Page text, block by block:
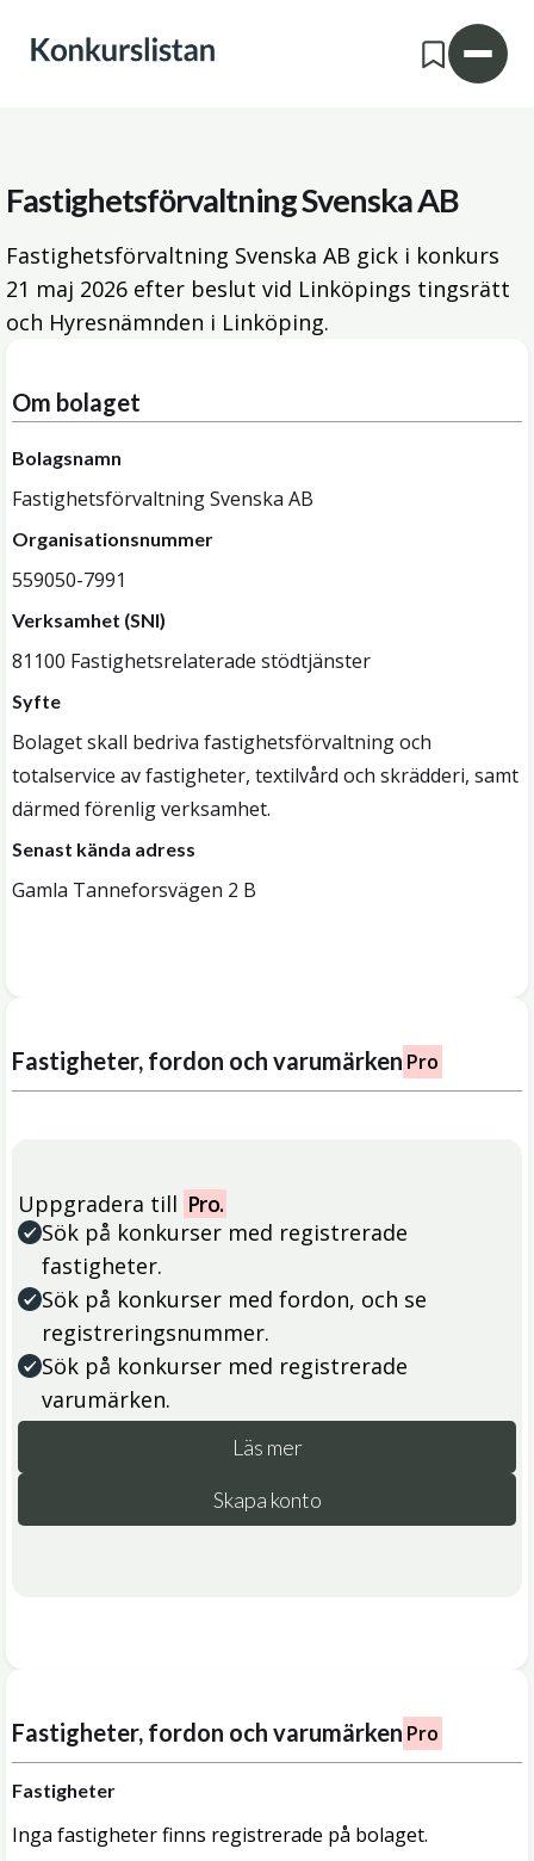
Fastighetsförvaltning Svenska AB
Fastighetsförvaltning Svenska AB gick i konkurs
21 maj 2026 efter beslut vid Linköpings tingsrätt
och Hyresnämnden i Linköping.
Om bolaget
Bolagsnamn
Fastighetsförvaltning Svenska AB
Organisationsnummer
559050-7991
Verksamhet (SNI)
81100 Fastighetsrelaterade stödtjänster
Syfte
Bolaget skall bedriva fastighetsförvaltning och
totalservice av fastigheter, textilvård och skrädderi, samt
därmed förenlig verksamhet.
Senast kända adress
Gamla Tanneforsvägen 2 B
Fastigheter, fordon och varumärken Pro
Uppgradera till Pro.
Sök på konkurser med registrerade
fastigheter.
Sök på konkurser med fordon, och se
registreringsnummer.
Sök på konkurser med registrerade
varumärken.
Läs mer
Skapa konto
Fastigheter, fordon och varumärken Pro
Fastigheter
Inga fastigheter finns registrerade på bolaget.